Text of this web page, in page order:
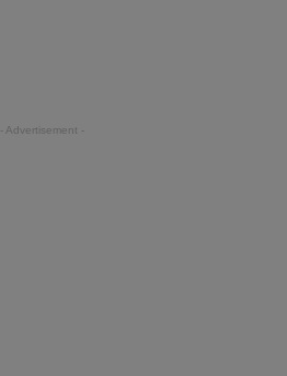
- Advertisement -